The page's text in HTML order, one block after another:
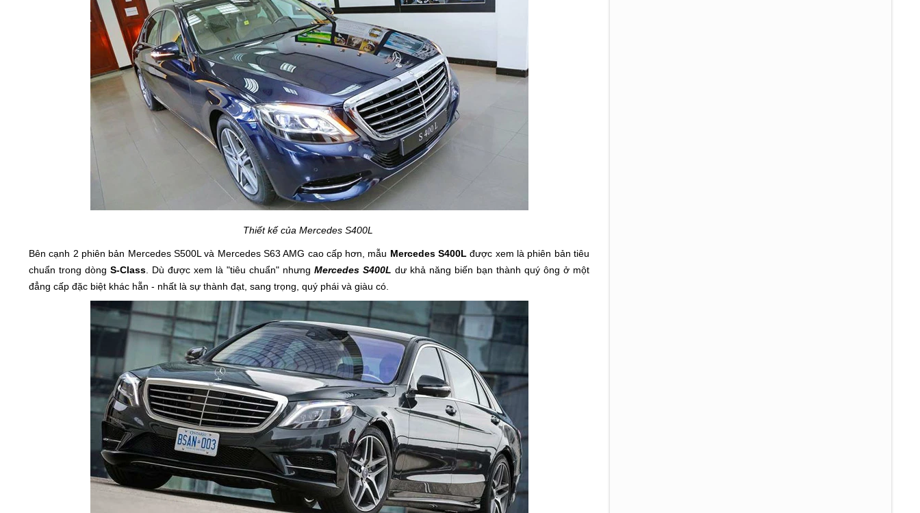
Thiết kế của Mercedes S400L
Bên cạnh 2 phiên bản Mercedes S500L và Mercedes S63 AMG cao cấp hơn, mẫu Mercedes S400L được xem là phiên bản tiêu
chuẩn trong dòng S-Class . Dù được xem là "tiêu chuẩn" nhưng Mercedes S400L dư khả năng biến bạn thành quý ông ở một
đẳng cấp đặc biệt khác hẵn - nhất là sự thành đạt, sang trọng, quý phái và giàu có.